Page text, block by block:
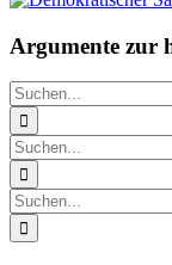
Argumente zur
Suche
nach:
Suche
nach:
Suche
nach: